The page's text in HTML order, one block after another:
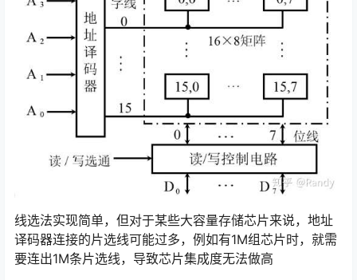
线选法实现简单，但对于某些大容量存储芯片来说，地址
译码器连接的片选线可能过多，例如有1M组芯片时，就需
要连出1M条片选线，导致芯片集成度无法做高